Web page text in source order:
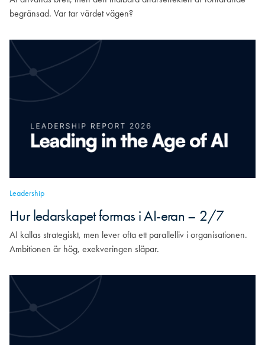
begränsad. Var tar värdet vägen?
Leadership
Hur ledarskapet formas i AI-eran – 2/7
AI kallas strategiskt, men lever ofta ett parallelliv i organisationen.
Ambitionen är hög, exekveringen släpar.